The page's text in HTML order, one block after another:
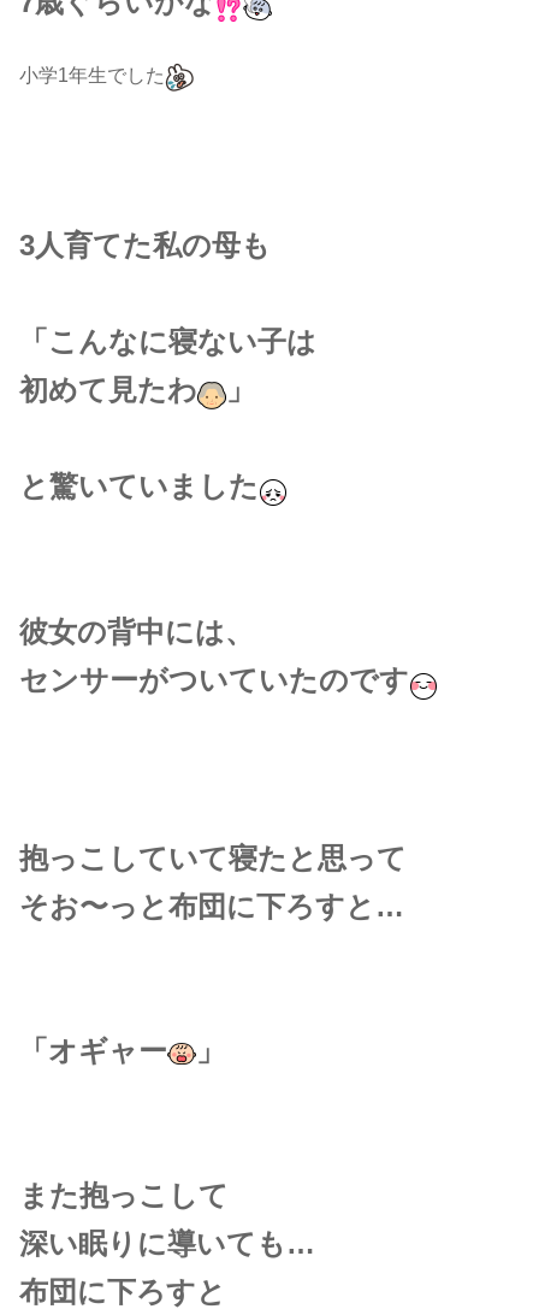
小学1年生でした
3人育てた私の母も
「こんなに寝ない子は
初めて見たわ
」
と驚いていました
彼女の背中には、
センサーがついていたのです
抱っこしていて寝たと思って
そお〜っと布団に下ろすと…
「オギャー 」
また抱っこして
深い眠りに導いても…
布団に下ろすと